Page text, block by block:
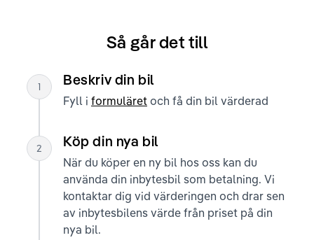
Så går det till
1 Beskriv din bil
Fyll i formuläret och få din bil värderad
2 Köp din nya bil
När du köper en ny bil hos oss kan du
använda din inbytesbil som betalning. Vi
kontaktar dig vid värderingen och drar sen
av inbytesbilens värde från priset på din
nya bil.